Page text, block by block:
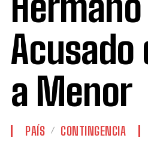
Acusado
a Menor
PAÍS CONTINGENCIA